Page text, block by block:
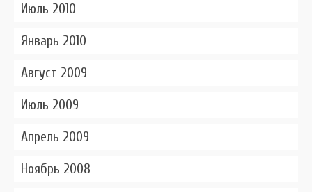
Июль 2010
Январь 2010
Август 2009
Июль 2009
Апрель 2009
Ноябрь 2008